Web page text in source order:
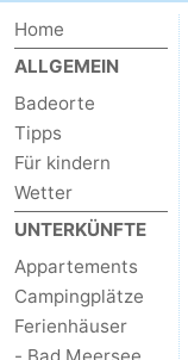
Home
ALLGEMEIN
Badeorte
Tipps
Für kindern
Wetter
UNTERKÜNFTE
Appartements
Campingplätze
Ferienhäuser
- Bad Meersee